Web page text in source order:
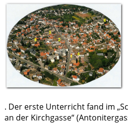
. Der erste Unterricht fand im
an der Kirchgasse“